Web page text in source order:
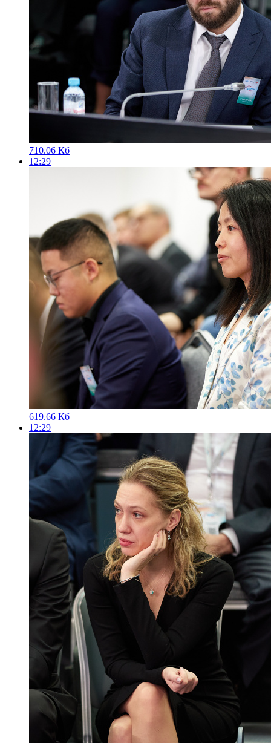
710.06 Кб
12:29
619.66 Кб
12:29